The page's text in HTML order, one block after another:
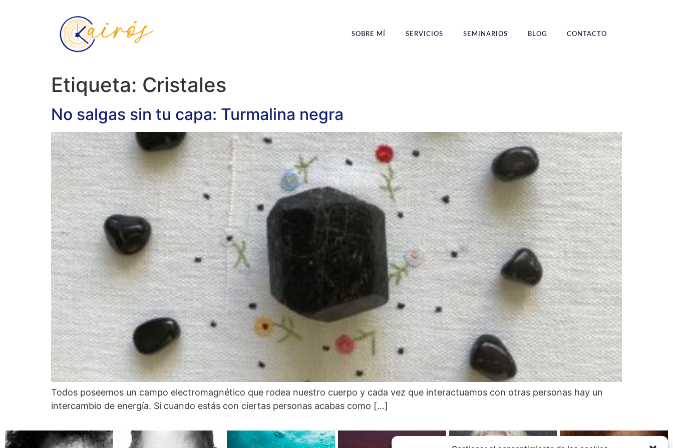
SOBRE MÍ SERVICIOS SEMINARIOS BLOG CONTACTO
Etiqueta: Cristales
No salgas sin tu capa: Turmalina negra
Todos poseemos un campo electromagnético que rodea nuestro cuerpo y cada vez que interactuamos con otras personas hay un
intercambio de energía. Si cuando estás con ciertas personas acabas como […]